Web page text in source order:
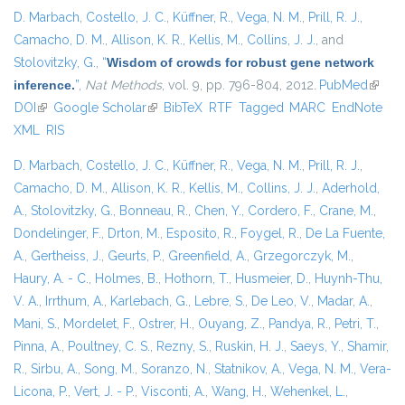
D. Marbach, Costello, J. C., Küffner, R., Vega, N. M., Prill, R. J.,
Camacho, D. M., Allison, K. R., Kellis, M., Collins, J. J., and
Stolovitzky, G., “Wisdom of crowds for robust gene network
inference.”, Nat Methods, vol. 9, pp. 796-804, 2012. PubMed(link is
DOI (link is external)
Google Scholar(link is external)
BibTeX RTF Tagged MARC EndNote
XML RIS
D. Marbach, Costello, J. C., Küffner, R., Vega, N. M., Prill, R. J.,
Camacho, D. M., Allison, K. R., Kellis, M., Collins, J. J., Aderhold,
A., Stolovitzky, G., Bonneau, R., Chen, Y., Cordero, F., Crane, M.,
Dondelinger, F., Drton, M., Esposito, R., Foygel, R., De La Fuente,
A., Gertheiss, J., Geurts, P., Greenfield, A., Grzegorczyk, M.,
Haury, A. - C., Holmes, B., Hothorn, T., Husmeier, D., Huynh-Thu,
V. A., Irrthum, A., Karlebach, G., Lebre, S., De Leo, V., Madar, A.,
Mani, S., Mordelet, F., Ostrer, H., Ouyang, Z., Pandya, R., Petri, T.,
Pinna, A., Poultney, C. S., Rezny, S., Ruskin, H. J., Saeys, Y., Shamir,
R., Sirbu, A., Song, M., Soranzo, N., Statnikov, A., Vega, N. M., Vera-
Licona, P., Vert, J. - P., Visconti, A., Wang, H., Wehenkel, L.,